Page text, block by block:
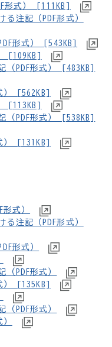
形式） [111KB]
注記（PDF形式）
形式） [543KB]
[109KB]
（PDF形式） [483KB]
） [562KB]
[113KB]
（PDF形式） [538KB]
） [131KB]
式）
注記（PDF形式）
形式）
PDF形式）
） [135KB]
PDF形式）